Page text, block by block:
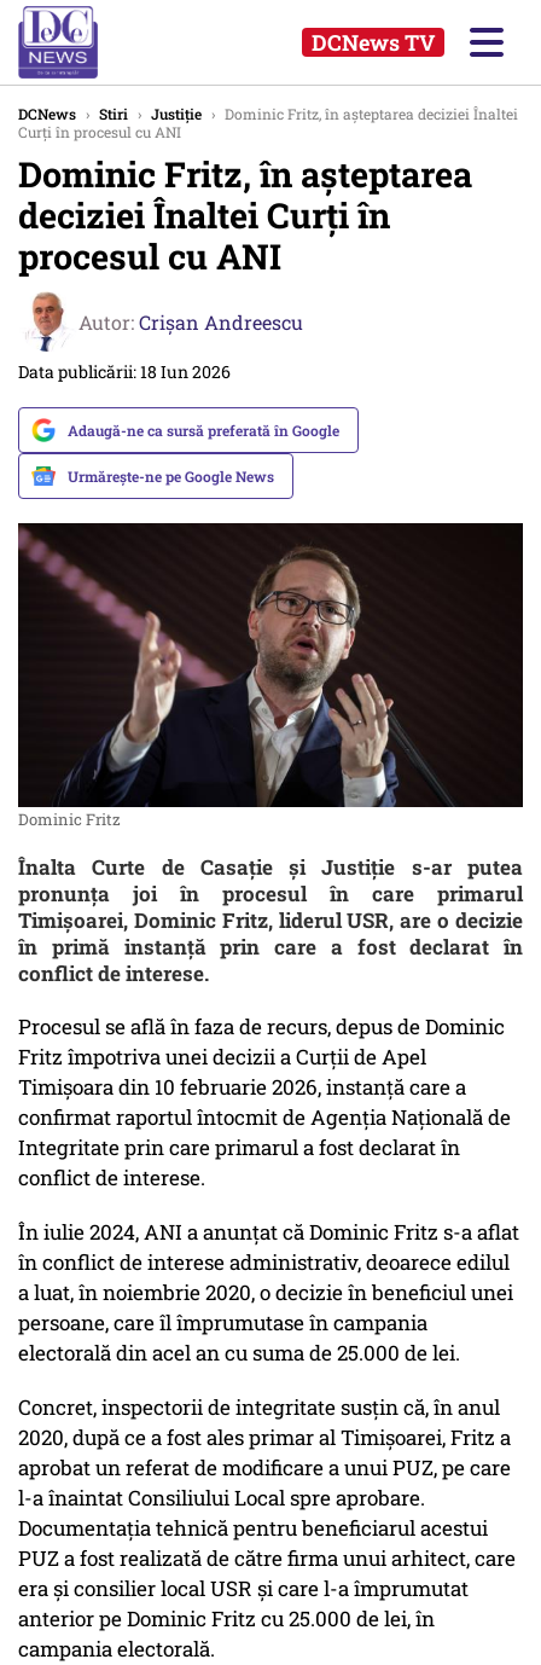
DCNews TV
DCNews › Stiri › Justiție › Dominic Fritz, în așteptarea deciziei Înaltei
Curți în procesul cu ANI
Dominic Fritz, în așteptarea
deciziei Înaltei Curți în
procesul cu ANI
Autor:Crişan Andreescu
Data publicării: 18 Iun 2026
Adaugă-ne ca sursă preferată în Google
Urmărește-ne pe Google News
Dominic Fritz
Înalta Curte de Casație și Justiție s-ar putea
pronunța joi în procesul în care primarul
Timișoarei, Dominic Fritz, liderul USR, are o decizie
în primă instanță prin care a fost declarat în
conflict de interese.
Procesul se află în faza de recurs, depus de Dominic
Fritz împotriva unei decizii a Curții de Apel
Timișoara din 10 februarie 2026, instanță care a
confirmat raportul întocmit de Agenția Națională de
Integritate prin care primarul a fost declarat în
conflict de interese.
În iulie 2024, ANI a anunțat că Dominic Fritz s-a aflat
în conflict de interese administrativ, deoarece edilul
a luat, în noiembrie 2020, o decizie în beneficiul unei
persoane, care îl împrumutase în campania
electorală din acel an cu suma de 25.000 de lei.
Concret, inspectorii de integritate susțin că, în anul
2020, după ce a fost ales primar al Timișoarei, Fritz a
aprobat un referat de modificare a unui PUZ, pe care
l-a înaintat Consiliului Local spre aprobare.
Documentația tehnică pentru beneficiarul acestui
PUZ a fost realizată de către firma unui arhitect, care
era și consilier local USR și care l-a împrumutat
anterior pe Dominic Fritz cu 25.000 de lei, în
campania electorală.